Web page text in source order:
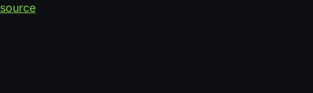
source